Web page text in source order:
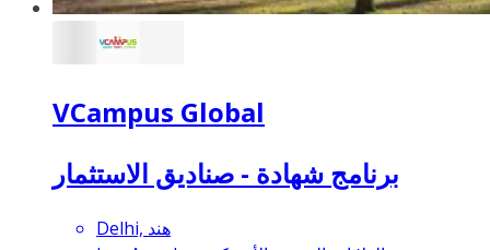
VCampus Global
برنامج شهادة - صناديق الاستثمار
Delhi, هند